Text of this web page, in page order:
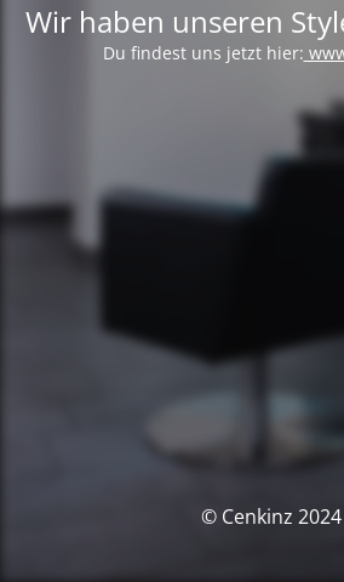
Wir haben unseren
Du findest uns jetzt hier:
© Cenkinz 2024